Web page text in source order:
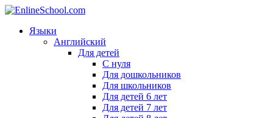
Языки
Английский
Для детей
С нуля
Для дошкольников
Для школьников
Для детей 6 лет
Для детей 7 лет